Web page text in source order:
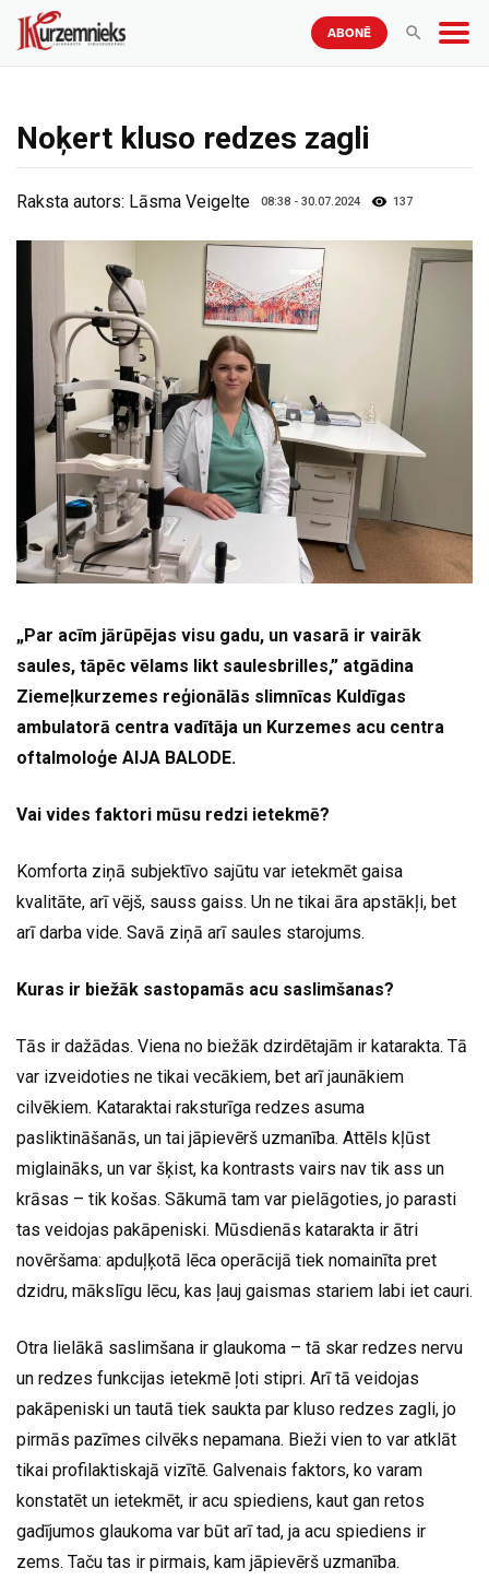
ABONĒ
Noķert kluso redzes zagli
Raksta autors: Lāsma Veigelte 08:38 - 30.07.2024 137
„Par acīm jārūpējas visu gadu, un vasarā ir vairāk
saules, tāpēc vēlams likt saulesbrilles,” atgādina
Ziemeļkurzemes reģionālās slimnīcas Kuldīgas
ambulatorā centra vadītāja un Kurzemes acu centra
oftalmoloģe AIJA BALODE.
Vai vides faktori mūsu redzi ietekmē?
Komforta ziņā subjektīvo sajūtu var ietekmēt gaisa
kvalitāte, arī vējš, sauss gaiss. Un ne tikai āra apstākļi, bet
arī darba vide. Savā ziņā arī saules starojums.
Kuras ir biežāk sastopamās acu saslimšanas?
Tās ir dažādas. Viena no biežāk dzirdētajām ir katarakta. Tā
var izveidoties ne tikai vecākiem, bet arī jaunākiem
cilvēkiem. Kataraktai raksturīga redzes asuma
pasliktināšanās, un tai jāpievērš uzmanība. Attēls kļūst
miglaināks, un var šķist, ka kontrasts vairs nav tik ass un
krāsas – tik košas. Sākumā tam var pielāgoties, jo parasti
tas veidojas pakāpeniski. Mūsdienās katarakta ir ātri
novēršama: apduļķotā lēca operācijā tiek nomainīta pret
dzidru, mākslīgu lēcu, kas ļauj gaismas stariem labi iet cauri.
Otra lielākā saslimšana ir glaukoma – tā skar redzes nervu
un redzes funkcijas ietekmē ļoti stipri. Arī tā veidojas
pakāpeniski un tautā tiek saukta par kluso redzes zagli, jo
pirmās pazīmes cilvēks nepamana. Bieži vien to var atklāt
tikai profilaktiskajā vizītē. Galvenais faktors, ko varam
konstatēt un ietekmēt, ir acu spiediens, kaut gan retos
gadījumos glaukoma var būt arī tad, ja acu spiediens ir
zems. Taču tas ir pirmais, kam jāpievērš uzmanība.